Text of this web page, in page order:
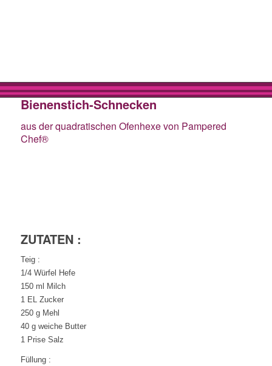
Bienenstich-Schnecken
aus der quadratischen Ofenhexe von Pampered
Chef®
ZUTATEN :
Teig :
1/4 Würfel Hefe
150 ml Milch
1 EL Zucker
250 g Mehl
40 g weiche Butter
1 Prise Salz
Füllung :